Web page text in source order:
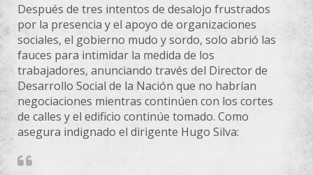
Después de tres intentos de desalojo frustrados
por la presencia y el apoyo de organizaciones
sociales, el gobierno mudo y sordo, solo abrió las
fauces para intimidar la medida de los
trabajadores, anunciando través del Director de
Desarrollo Social de la Nación que no habrían
negociaciones mientras continúen con los cortes
de calles y el edificio continúe tomado. Como
asegura indignado el dirigente Hugo Silva: